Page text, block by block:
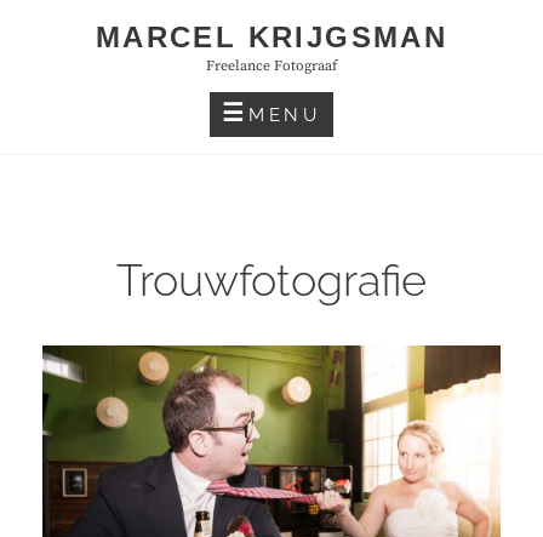
MARCEL KRIJGSMAN
Freelance Fotograaf
MENU
Trouwfotografie